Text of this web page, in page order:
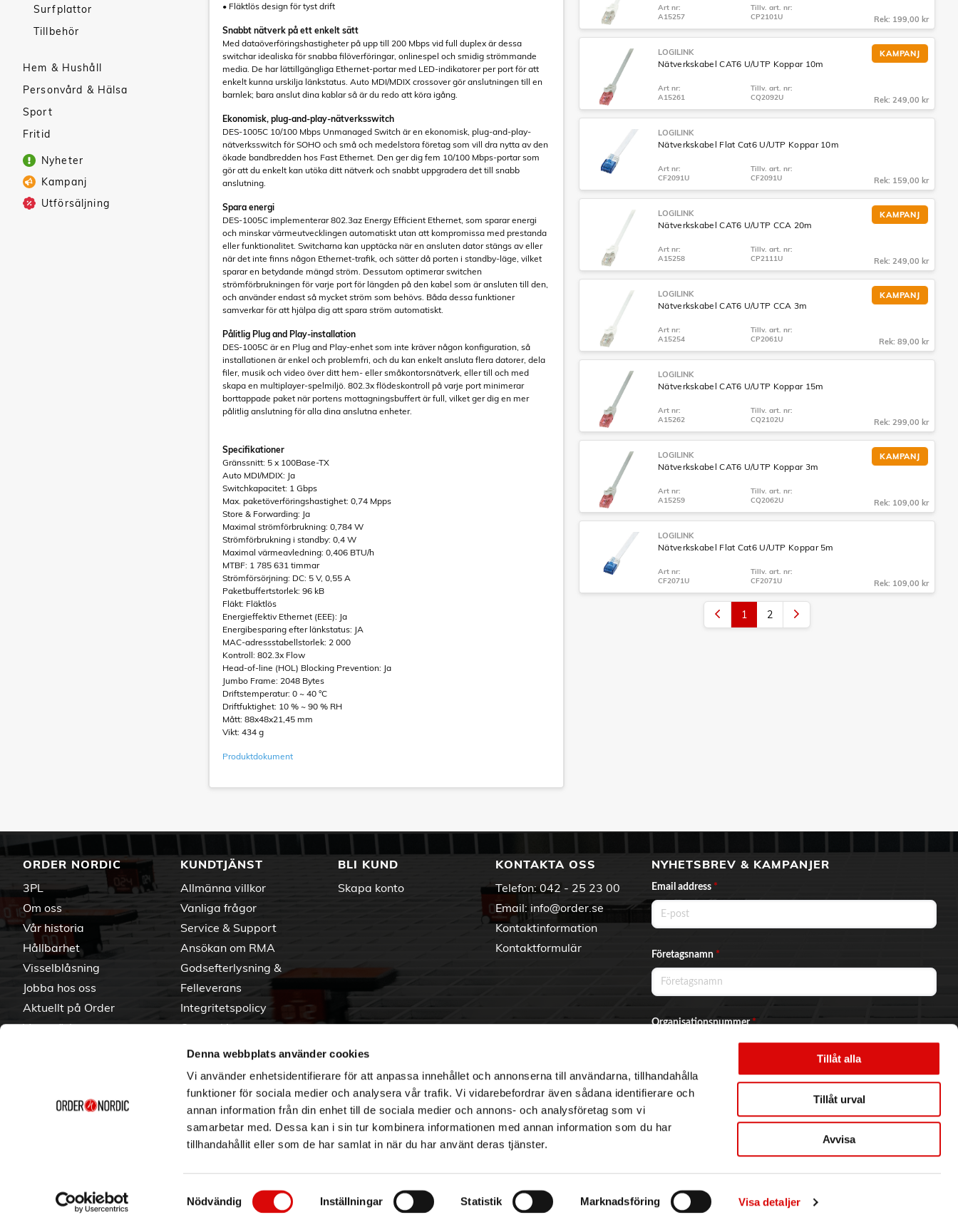
Denna webbplats använder cookies
Vi använder enhetsidentifierare för att anpassa innehållet och annonserna till användarna, tillhandahålla
funktioner för sociala medier och analysera vår trafik. Vi vidarebefordrar även sådana identifierare och
annan information från din enhet till de sociala medier och annons- och analysföretag som vi
samarbetar med. Dessa kan i sin tur kombinera informationen med annan information som du har
tillhandahållit eller som de har samlat in när du har använt deras tjänster.
Samtyckesval
Nödvändig Inställningar Statistik Marknadsföring Visa detaljer
Tillåt alla
Tillåt urval
Avvisa
Surfplattor
Tillbehör
Hem & Hushåll
Personvård & Hälsa
Sport
Fritid
Nyheter
Kampanj
Utförsäljning
• Fläktlös design för tyst drift
Snabbt nätverk på ett enkelt sätt
Med dataöverföringshastigheter på upp till 200 Mbps vid full duplex är dessa
switchar idealiska för snabba filöverföringar, onlinespel och smidig strömmande
media. De har lättillgängliga Ethernet-portar med LED-indikatorer per port för att
enkelt kunna urskilja länkstatus. Auto MDI/MDIX crossover gör anslutningen till en
barnlek; bara anslut dina kablar så är du redo att köra igång.
Ekonomisk, plug-and-play-nätverksswitch
DES-1005C 10/100 Mbps Unmanaged Switch är en ekonomisk, plug-and-play-
nätverksswitch för SOHO och små och medelstora företag som vill dra nytta av den
ökade bandbredden hos Fast Ethernet. Den ger dig fem 10/100 Mbps-portar som
gör att du enkelt kan utöka ditt nätverk och snabbt uppgradera det till snabb
anslutning.
Spara energi
DES-1005C implementerar 802.3az Energy Efficient Ethernet, som sparar energi
och minskar värmeutvecklingen automatiskt utan att kompromissa med prestanda
eller funktionalitet. Switcharna kan upptäcka när en ansluten dator stängs av eller
när det inte finns någon Ethernet-trafik, och sätter då porten i standby-läge, vilket
sparar en betydande mängd ström. Dessutom optimerar switchen
strömförbrukningen för varje port för längden på den kabel som är ansluten till den,
och använder endast så mycket ström som behövs. Båda dessa funktioner
samverkar för att hjälpa dig att spara ström automatiskt.
Pålitlig Plug and Play-installation
DES-1005C är en Plug and Play-enhet som inte kräver någon konfiguration, så
installationen är enkel och problemfri, och du kan enkelt ansluta flera datorer, dela
filer, musik och video över ditt hem- eller småkontorsnätverk, eller till och med
skapa en multiplayer-spelmiljö. 802.3x flödeskontroll på varje port minimerar
borttappade paket när portens mottagningsbuffert är full, vilket ger dig en mer
pålitlig anslutning för alla dina anslutna enheter.
Specifikationer
Gränssnitt: 5 x 100Base-TX
Auto MDI/MDIX: Ja
Switchkapacitet: 1 Gbps
Max. paketöverföringshastighet: 0,74 Mpps
Store & Forwarding: Ja
Maximal strömförbrukning: 0,784 W
Strömförbrukning i standby: 0,4 W
Maximal värmeavledning: 0,406 BTU/h
MTBF: 1 785 631 timmar
Strömförsörjning: DC: 5 V, 0,55 A
Paketbuffertstorlek: 96 kB
Fläkt: Fläktlös
Energieffektiv Ethernet (EEE): Ja
Energibesparing efter länkstatus: JA
MAC-adressstabellstorlek: 2 000
Kontroll: 802.3x Flow
Head-of-line (HOL) Blocking Prevention: Ja
Jumbo Frame: 2048 Bytes
Driftstemperatur: 0 ~ 40 °C
Driftfuktighet: 10 % ~ 90 % RH
Mått: 88x48x21,45 mm
Vikt: 434 g
Produktdokument
Art nr:
A15257
Tillv. art. nr:
CP2101U
Rek: 199,00 kr
KAMPANJ
LOGILINK
Nätverkskabel CAT6 U/UTP Koppar 10m
Art nr:
A15261
Tillv. art. nr:
CQ2092U
Rek: 249,00 kr
LOGILINK
Nätverkskabel Flat Cat6 U/UTP Koppar 10m
Art nr:
CF2091U
Tillv. art. nr:
CF2091U
Rek: 159,00 kr
KAMPANJ
LOGILINK
Nätverkskabel CAT6 U/UTP CCA 20m
Art nr:
A15258
Tillv. art. nr:
CP2111U
Rek: 249,00 kr
KAMPANJ
LOGILINK
Nätverkskabel CAT6 U/UTP CCA 3m
Art nr:
A15254
Tillv. art. nr:
CP2061U
Rek: 89,00 kr
LOGILINK
Nätverkskabel CAT6 U/UTP Koppar 15m
Art nr:
A15262
Tillv. art. nr:
CQ2102U
Rek: 299,00 kr
KAMPANJ
LOGILINK
Nätverkskabel CAT6 U/UTP Koppar 3m
Art nr:
A15259
Tillv. art. nr:
CQ2062U
Rek: 109,00 kr
LOGILINK
Nätverkskabel Flat Cat6 U/UTP Koppar 5m
Art nr:
CF2071U
Tillv. art. nr:
CF2071U
Rek: 109,00 kr
1 2
ORDER NORDIC
3PL
Om oss
Vår historia
Hållbarhet
Visselblåsning
Jobba hos oss
Aktuellt på Order
Varumärken
KUNDTJÄNST
Allmänna villkor
Vanliga frågor
Service & Support
Ansökan om RMA
Godsefterlysning &
Felleverans
Integritetspolicy
Om cookies
BLI KUND
Skapa konto
KONTAKTA OSS
Telefon: 042 - 25 23 00
Email: info@order.se
Kontaktinformation
Kontaktformulär
NYHETSBREV & KAMPANJER
Email address *
Företagsnamn *
Organisationsnummer*
Ja, jag vill prenumerera på nyhetsbrevet.
Copyright © 2026 Order Nordic